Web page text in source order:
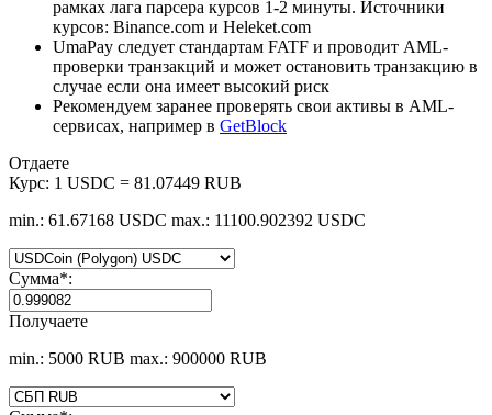
рамках лага парсера курсов 1-2 минуты. Источники
курсов: Binance.com и Heleket.com
UmaPay следует стандартам FATF и проводит AML-
проверки транзакций и может остановить транзакцию в
случае если она имеет высокий риск
Рекомендуем заранее проверять свои активы в AML-
сервисах, например в GetBlock
Отдаете
Курс: 1 USDC = 81.07449 RUB
min.: 61.67168 USDC max.: 11100.902392 USDC
Сумма*:
Получаете
min.: 5000 RUB max.: 900000 RUB